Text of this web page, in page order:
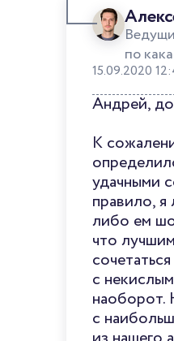
по
15.09.2020
Андрей,
К
удачными
правило,
либо ем
что
с
наоборот.
с